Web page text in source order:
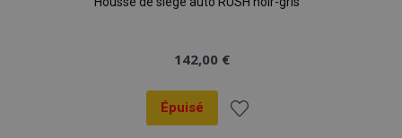
142,00 €
Épuisé